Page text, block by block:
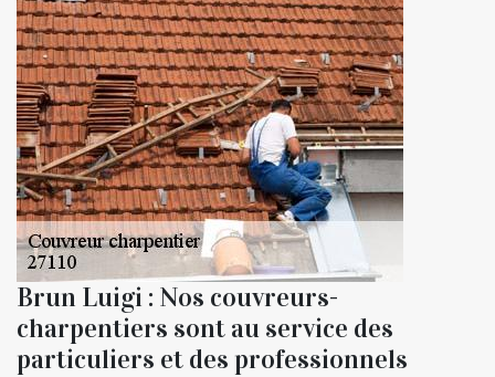
Brun Luigi : Nos couvreurs-
charpentiers sont au service des
particuliers et des professionnels